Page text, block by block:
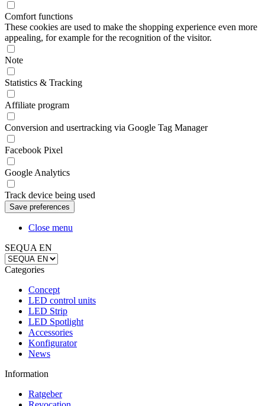
Comfort functions
These cookies are used to make the shopping experience even more
appealing, for example for the recognition of the visitor.
Note
Statistics & Tracking
Affiliate program
Conversion and usertracking via Google Tag Manager
Facebook Pixel
Google Analytics
Track device being used
Close menu
SEQUA EN
Categories
Concept
LED control units
LED Strip
LED Spotlight
Accessories
Konfigurator
News
Information
Ratgeber